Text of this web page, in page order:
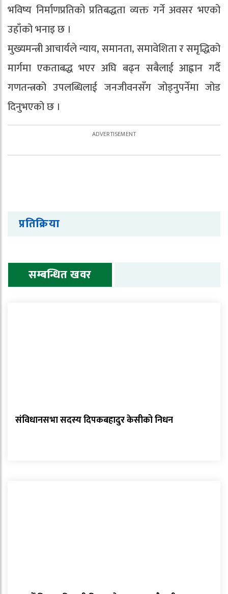
भविष्य निर्माणप्रतिको प्रतिबद्धता व्यक्त गर्ने अवसर भएको
उहाँको भनाइ छ ।
मुख्यमन्त्री आचार्यले न्याय, समानता, समावेशिता र समृद्धिको
मार्गमा एकताबद्ध भएर अघि बढ्न सबैलाई आह्वान गर्दै
गणतन्त्रको उपलब्धिलाई जनजीवनसँग जोड्नुपर्नेमा जोड
दिनुभएको छ ।
प्रतिक्रिया
सम्बन्धित खवर
संविधानसभा सदस्य दिपकबहादुर केसीको निधन